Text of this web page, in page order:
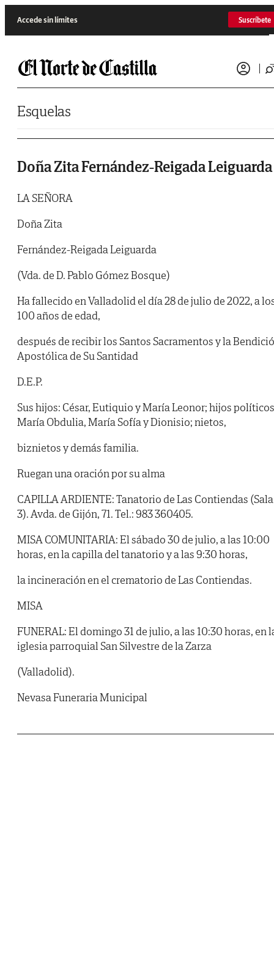
Accede sin límites Suscríbete
Esquelas
Doña Zita Fernández-Reigada Leiguarda
LA SEÑORA
Doña Zita
Fernández-Reigada Leiguarda
(Vda. de D. Pablo Gómez Bosque)
Ha fallecido en Valladolid el día 28 de julio de 2022, a
100 años de edad,
después de recibir los Santos Sacramentos y la
Apostólica de Su Santidad
D.E.P.
Sus hijos: César, Eutiquio y María Leonor; hijos
María Obdulia, María Sofía y Dionisio; nietos,
biznietos y demás familia.
Ruegan una oración por su alma
CAPILLA ARDIENTE: Tanatorio de Las Contiendas (Sala
3). Avda. de Gijón, 71. Tel.: 983 360405.
MISA COMUNITARIA: El sábado 30 de julio, a las 10:00
horas, en la capilla del tanatorio y a las 9:30 horas,
la incineración en el crematorio de Las Contiendas.
MISA
FUNERAL: El domingo 31 de julio, a las 10:30 horas, en
iglesia parroquial San Silvestre de la Zarza
(Valladolid).
Nevasa Funeraria Municipal